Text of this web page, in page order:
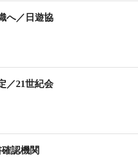
へ／日遊協
／21世紀会
認機関